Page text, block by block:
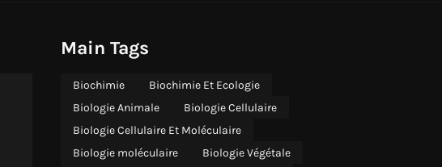
Main Tags
Biochimie
Biochimie Et Ecologie
Biologie Animale
Biologie Cellulaire
Biologie Cellulaire Et Moléculaire
Biologie moléculaire
Biologie Végétale